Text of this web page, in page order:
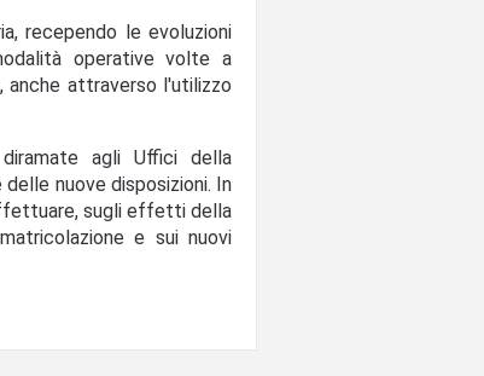
recependo le evoluzioni
operative volte a
anche attraverso l'utilizzo
agli Uffici della
nuove disposizioni. In
sugli effetti della
e sui nuovi